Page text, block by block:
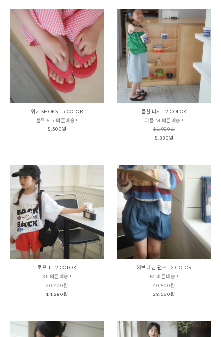
위시 SHOES - 5 COLOR
블루 8.5 빠른배송 !
8,500원
클림 나시 - 2 COLOR
퍼플 M 빠른배송 !
11,900원
8,330원
로프 T - 2 COLOR
XL 빠른배송 !
20,400원
14,280원
해브 데님 팬츠 - 2 COLOR
M 빠른배송 !
40,800원
28,560원